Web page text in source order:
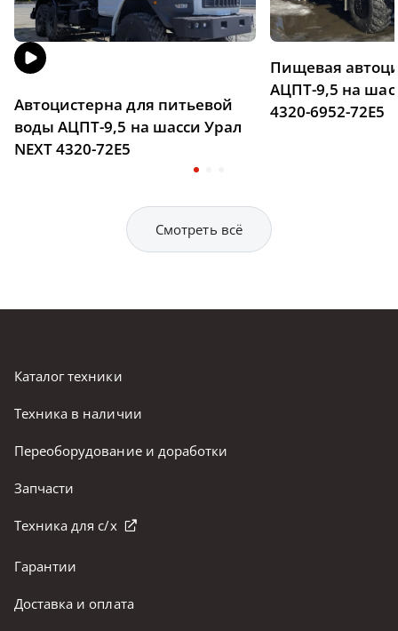
Автоцистерна для питьевой
воды АЦПТ-9,5 на шасси Урал
NEXT 4320-72Е5
Пищевая
АЦПТ-9,5 на
4320-6952-72Е5
Смотреть всё
Каталог техники
Техника в наличии
Переоборудование и доработки
Запчасти
Техника для с/х
Гарантии
Доставка и оплата